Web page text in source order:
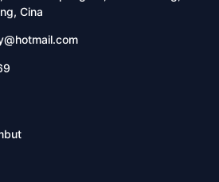
Cina